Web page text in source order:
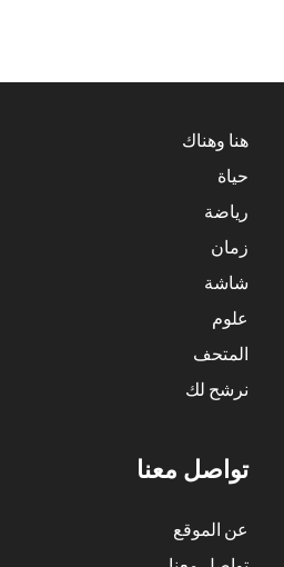
هنا وهناك
حياة
رياضة
زمان
شاشة
علوم
المتحف
نرشح لك
تواصل معنا
عن الموقع